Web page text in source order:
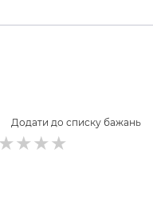
Додати до списку бажань